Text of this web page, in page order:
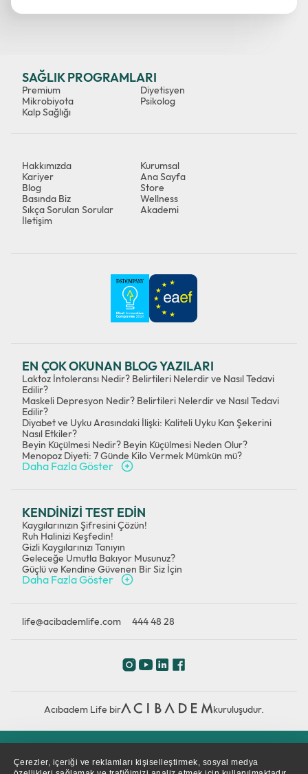
Çerezler, içeriği ve reklamları kişiselleştirmek, sosyal medya
SAĞLIK PROGRAMLARI
Premium
Mikrobiyota
Kalp Sağlığı
Diyetisyen
Psikolog
Hakkımızda
Kurumsal
Kariyer
Ana Sayfa
Blog
Store
Basında Biz
Wellness
Sıkça Sorulan Sorular
Akademi
İletişim
EN ÇOK OKUNAN BLOG YAZILARI
Laktoz İntoleransı Nedir? Belirtileri Nelerdir ve Nasıl Tedavi
Edilir?
Maskeli Depresyon Nedir? Belirtileri Nelerdir ve Nasıl Tedavi
Edilir?
Diyabet ve Uyku Arasındaki İlişki: Kaliteli Uyku Kan Şekerini
Nasıl Etkiler?
Beyin Küçülmesi Nedir? Beyin Küçülmesi Neden Olur?
Menopoz Diyeti: 7 Günde Kilo Vermek Mümkün mü?
Daha Fazla Göster
KENDİNİZİ TEST EDİN
Kaygılarınızın Şifresini Çözün!
Ruh Halinizi Keşfedin!
Gizli Kaygılarınızı Tanıyın
Geleceğe Umutla Bakıyor Musunuz?
Güçlü ve Kendine Güvenen Bir Siz İçin
Daha Fazla Göster
Acıbadem Life bir kuruluşudur.
life@acibademlife.com 444 48 28